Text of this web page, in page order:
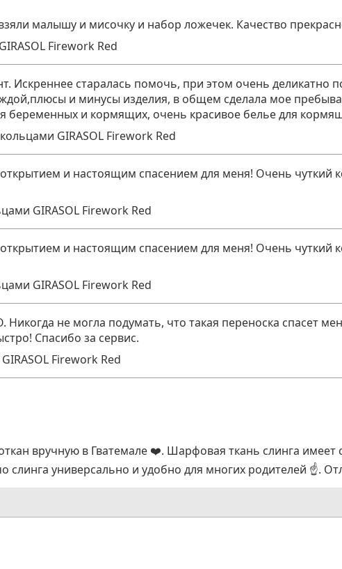
малышу и мисочку и набор ложечек. Качество
Firework Red
Искреннее старалась помочь, при этом очень деликатно
и минусы изделия, в общем сделала мое
беременных и кормящих, очень красивое белье для
GIRASOL Firework Red
и настоящим спасением для меня! Очень чуткий
GIRASOL Firework Red
и настоящим спасением для меня! Очень чуткий
GIRASOL Firework Red
Никогда не могла подумать, что такая переноска спасет
Спасибо за сервис.
Firework Red
вручную в Гватемале ❤️. Шарфовая ткань слинга
слинга универсально и удобно для многих родителей ☝️.